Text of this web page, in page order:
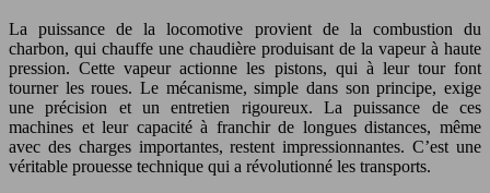
La puissance de la locomotive provient de la combustion du
charbon, qui chauffe une chaudière produisant de la vapeur à haute
pression. Cette vapeur actionne les pistons, qui à leur tour font
tourner les roues. Le mécanisme, simple dans son principe, exige
une précision et un entretien rigoureux. La puissance de ces
machines et leur capacité à franchir de longues distances, même
avec des charges importantes, restent impressionnantes. C’est une
véritable prouesse technique qui a révolutionné les transports.